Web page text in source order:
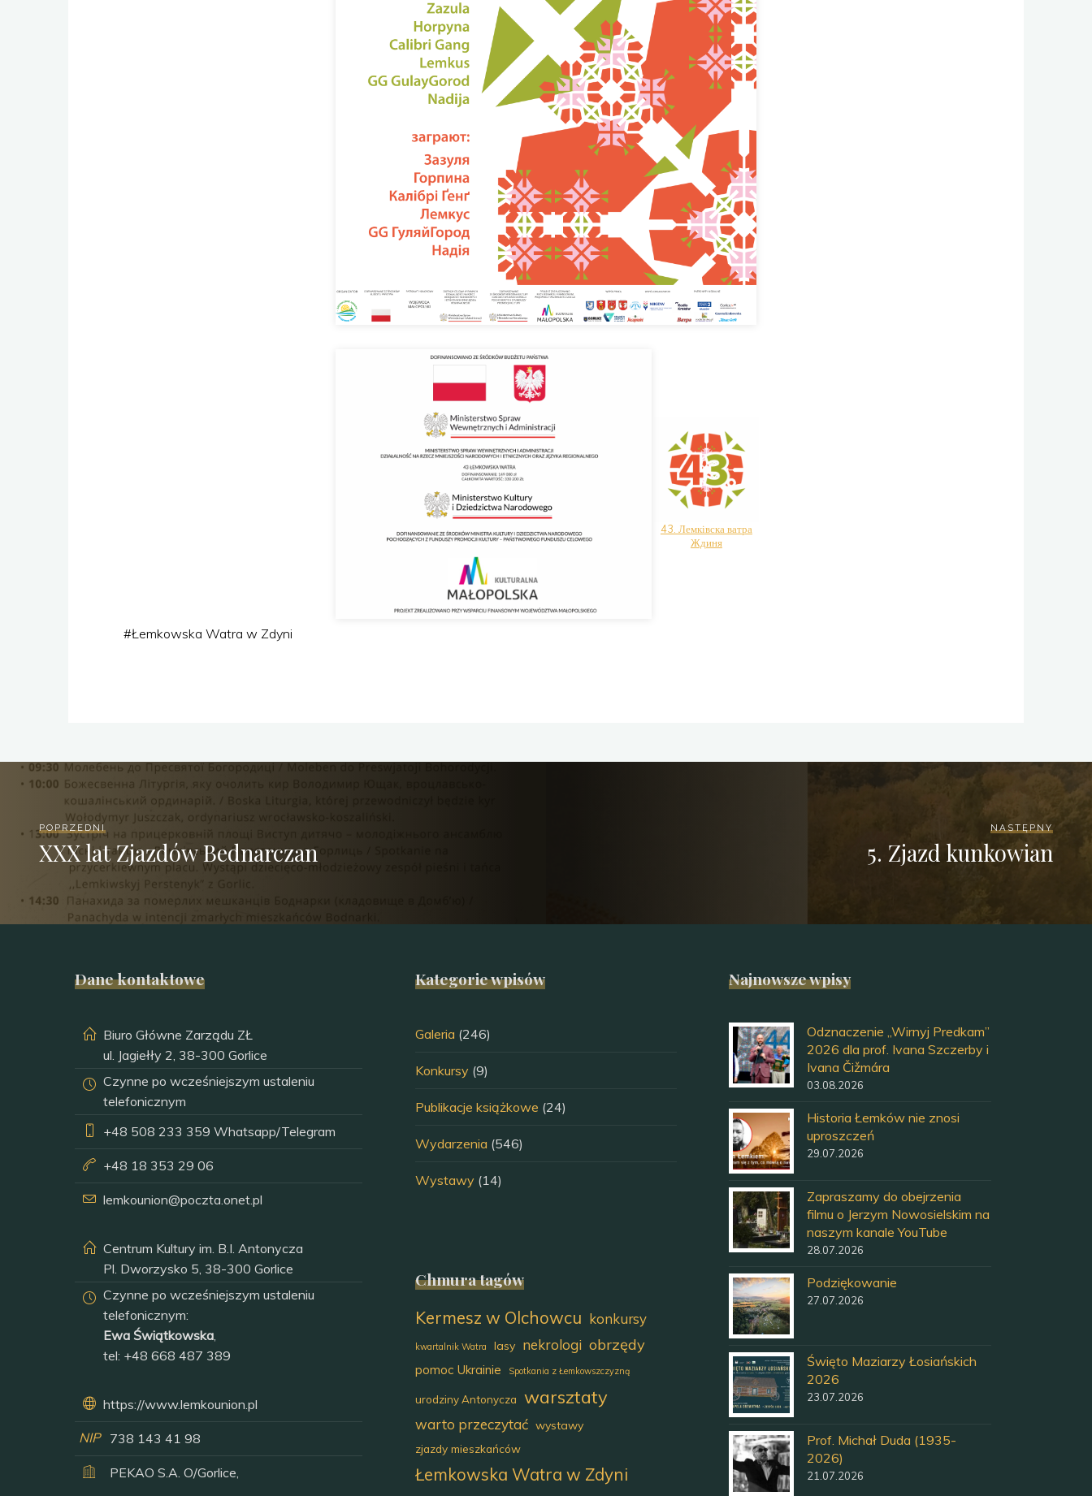
43. Лемківска ватра
Ждиня
#Łemkowska Watra w Zdyni
POPRZEDNI
XXX lat Zjazdów Bednarczan
NASTĘPNY
5. Zjazd kunkowian
Dane kontaktowe
Biuro Główne Zarządu ZŁ
ul. Jagiełły 2, 38-300 Gorlice
Czynne po wcześniejszym ustaleniu
telefonicznym
+48 508 233 359 Whatsapp/Telegram
+48 18 353 29 06
lemkounion@poczta.onet.pl
Centrum Kultury im. B.I. Antonycza
Pl. Dworzysko 5, 38-300 Gorlice
Czynne po wcześniejszym ustaleniu
telefonicznym:
Ewa Świątkowska
tel: +48 668 487 389
https://www.lemkounion.pl
NIP 738 143 41 98
PEKAO S.A. O/Gorlice,
Kategorie wpisów
Galeria (246)
Konkursy (9)
Publikacje książkowe (24)
Wydarzenia (546)
Wystawy (14)
Chmura tagów
Kermesz w Olchowcu konkursy
kwartalnik Watra lasy nekrologi obrzędy
pomoc Ukrainie Spotkania z Łemkowszczyzną
urodziny Antonycza warsztaty
warto przeczytać wystawy
zjazdy mieszkańców
Łemkowska Watra w Zdyni
Najnowsze wpisy
Odznaczenie „Wirnyj Predkam”
2026 dla prof. Ivana Szczerby i
Ivana Čižmára
03.08.2026
Historia Łemków nie znosi
uproszczeń
29.07.2026
Zapraszamy do obejrzenia
filmu o Jerzym Nowosielskim na
naszym kanale YouTube
28.07.2026
Podziękowanie
27.07.2026
Święto Maziarzy Łosiańskich
2026
23.07.2026
Prof. Michał Duda (1935-
2026)
21.07.2026